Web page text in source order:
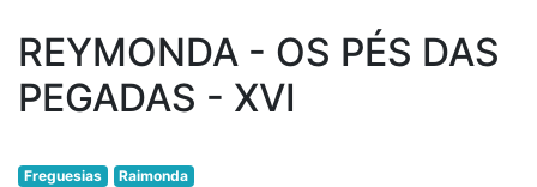
REYMONDA - OS PÉS DAS
PEGADAS - XVI
Freguesias Raimonda